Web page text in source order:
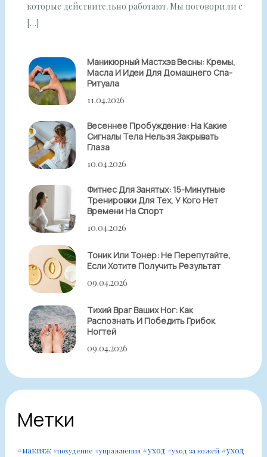
которые действительно работают. Мы поговорили с
[…]
Маникюрный Мастхэв Весны: Кремы,
Масла И Идеи Для Домашнего Спа-
Ритуала
11.04.2026
Весеннее Пробуждение: На Какие
Сигналы Тела Нельзя Закрывать
Глаза
10.04.2026
Фитнес Для Занятых: 15-Минутные
Тренировки Для Тех, У Кого Нет
Времени На Спорт
10.04.2026
Тоник Или Тонер: Не Перепутайте,
Если Хотите Получить Результат
09.04.2026
Тихий Враг Ваших Ног: Как
Распознать И Победить Грибок
Ногтей
09.04.2026
Метки
#макияж #похудение #упражнения #уход #уход за кожей #уход